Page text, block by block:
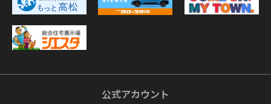
公式アカウント